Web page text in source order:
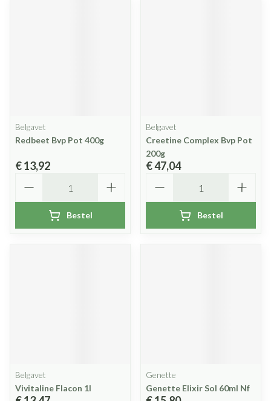
Belgavet
Redbeet Bvp Pot 400g
€ 13,92
Bestel
Belgavet
Creetine Complex Bvp Pot
200g
€ 47,04
Bestel
Belgavet
Vivitaline Flacon 1l
Genette
Genette Elixir Sol 60ml Nf